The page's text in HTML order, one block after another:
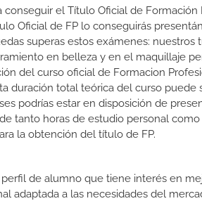
conseguir el Título Oficial de Formación
Oficial de FP lo conseguirás
superas estos exámenes: nuestros
en belleza y en el maquillaje
del curso oficial de Formacion
duración total teórica del curso puede
podrías estar en disposición de
tanto horas de estudio personal como
la obtención del título de FP.
de alumno que tiene interés en
adaptada a las necesidades del